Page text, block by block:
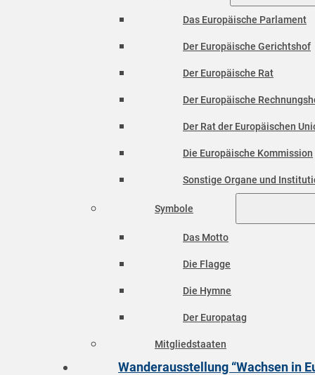
Das Europäische Parlament
Der Europäische Gerichtshof
Der Europäische Rat
Der Europäische
Der Rat der Europäischen
Die Europäische Kommission
Sonstige Organe und
Symbole
Das Motto
Die Flagge
Die Hymne
Der Europatag
Mitgliedstaaten
Wanderausstellung “Wachsen in